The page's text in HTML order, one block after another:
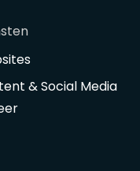
& Social Media